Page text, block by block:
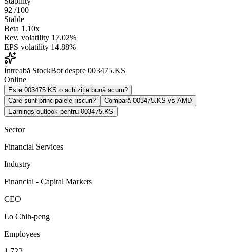
92 /100
Stable
Beta 1.10x
Rev. volatility 17.02%
EPS volatility 14.88%
Întreabă StockBot despre 003475.KS
Online
Este 003475.KS o achiziție bună acum?
Care sunt principalele riscuri?
Compară 003475.KS vs AMD
Earnings outlook pentru 003475.KS
Sector
Financial Services
Industry
Financial - Capital Markets
CEO
Lo Chih-peng
Employees